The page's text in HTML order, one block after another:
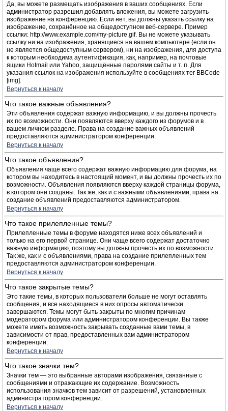
Да, вы можете размещать изображения в ваших сообщениях. Если
администратор разрешил добавлять вложения, вы можете загрузить
изображение на конференцию. Если нет, вы должны указать ссылку на
изображение, сохранённое на общедоступном веб-сервере. Пример
ссылки: http://www.example.com/my-picture.gif. Вы не можете указывать
ссылку ни на изображения, хранящиеся на вашем компьютере (если он
не является общедоступным сервером), ни на изображения, для доступа
к которым необходима аутентификация, как, например, на почтовые
ящики Hotmail или Yahoo, защищённые паролями сайты и т. п. Для
указания ссылок на изображения используйте в сообщениях тег BBCode
[img].
Вернуться к началу
Что такое важные объявления?
Эти объявления содержат важную информацию, и вы должны прочесть
их по возможности. Они появляются вверху каждого из форумов и в
вашем личном разделе. Права на создание важных объявлений
предоставляются администратором конференции.
Вернуться к началу
Что такое объявления?
Объявления чаще всего содержат важную информацию для форума, на
котором вы находитесь в настоящий момент, и вы должны прочесть их по
возможности. Объявления появляются вверху каждой страницы форума,
в котором они созданы. Так же, как и с важными объявлениями, права на
создание объявлений предоставляются администратором.
Вернуться к началу
Что такое прилепленные темы?
Прилепленные темы в форуме находятся ниже всех объявлений и
только на его первой странице. Они чаще всего содержат достаточно
важную информацию, поэтому вы должны прочесть их по возможности.
Так же, как и с объявлениями, права на создание прилепленных тем
предоставляются администратором конференции.
Вернуться к началу
Что такое закрытые темы?
Это такие темы, в которых пользователи больше не могут оставлять
сообщения, и все находящиеся в них опросы автоматически
завершаются. Темы могут быть закрыты по многим причинам
модератором форума или администратором конференции. Вы также
можете иметь возможность закрывать созданные вами темы, в
зависимости от прав, предоставленных вам администратором
конференции.
Вернуться к началу
Что такое значки тем?
Значки тем — это выбранные авторами изображения, связанные с
сообщениями и отражающие их содержание. Возможность
использования значков тем зависит от разрешений, установленных
администратором конференции.
Вернуться к началу